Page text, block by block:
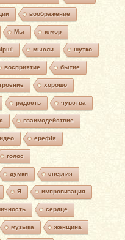
воображение
Мы юмор
мысли шутко
восприятие бытие
хорошо
радость чувства
взаимодействие
ерефія
голос
думки энергия
Я импровизация
сердце
музыка женщина